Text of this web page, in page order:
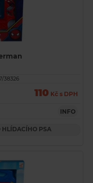
38326
110 Kč s DPH
INFO
HLÍDACÍHO PSA